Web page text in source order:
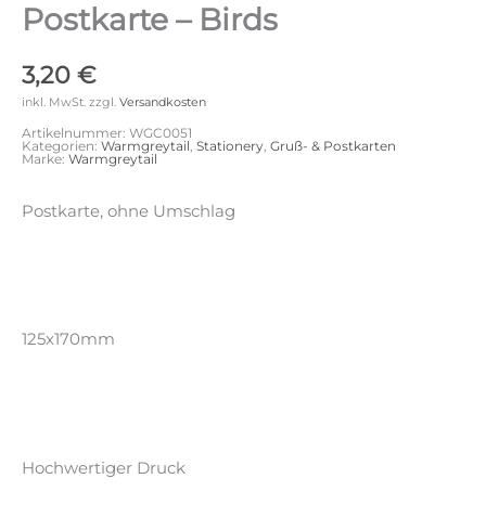
Postkarte – Birds
3,20 €
inkl. MwSt. zzgl. Versandkosten
Artikelnummer: WGC0051
Kategorien: Warmgreytail Stationery Gruß- & Postkarten
Marke: Warmgreytail
Postkarte, ohne Umschlag
125x170mm
Hochwertiger Druck